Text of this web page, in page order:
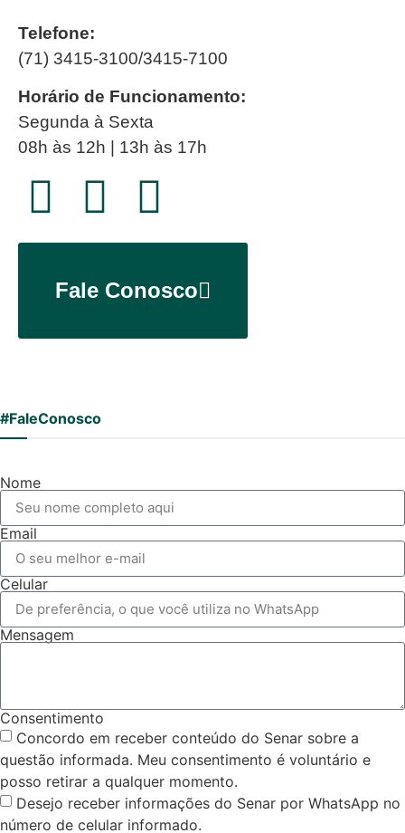
Telefone:
(71) 3415-3100/3415-7100
Horário de Funcionamento:
Segunda à Sexta
08h às 12h | 13h às 17h
Fale Conosco
#FaleConosco
Nome
Email
Celular
Mensagem
Consentimento
Concordo em receber conteúdo do Senar sobre a
questão informada. Meu consentimento é voluntário e
posso retirar a qualquer momento.
Desejo receber informações do Senar por WhatsApp no
número de celular informado.